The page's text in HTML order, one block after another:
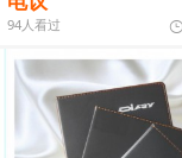
94人看过